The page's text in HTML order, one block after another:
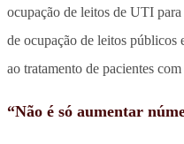
ocupação de leitos de UTI
de ocupação de leitos públicos
ao tratamento de pacientes com
“Não é só aumentar